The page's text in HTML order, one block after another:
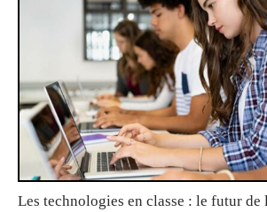
Les technologies en classe : le futur de